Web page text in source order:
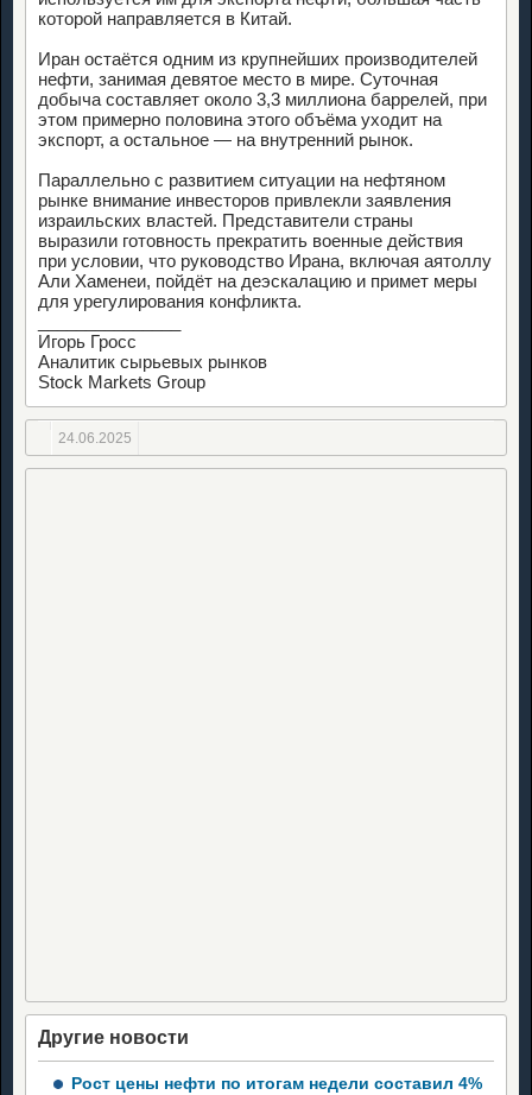
которой направляется в Китай.
Иран остаётся одним из крупнейших производителей
нефти, занимая девятое место в мире. Суточная
добыча составляет около 3,3 миллиона баррелей, при
этом примерно половина этого объёма уходит на
экспорт, а остальное — на внутренний рынок.
Параллельно с развитием ситуации на нефтяном
рынке внимание инвесторов привлекли заявления
израильских властей. Представители страны
выразили готовность прекратить военные действия
при условии, что руководство Ирана, включая аятоллу
Али Хаменеи, пойдёт на деэскалацию и примет меры
для урегулирования конфликта.
Игорь Гросс
Аналитик сырьевых рынков
Stock Markets Group
24.06.2025
Другие новости
Рост цены нефти по итогам недели составил 4%